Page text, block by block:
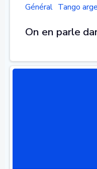
Général Tango
On en parle